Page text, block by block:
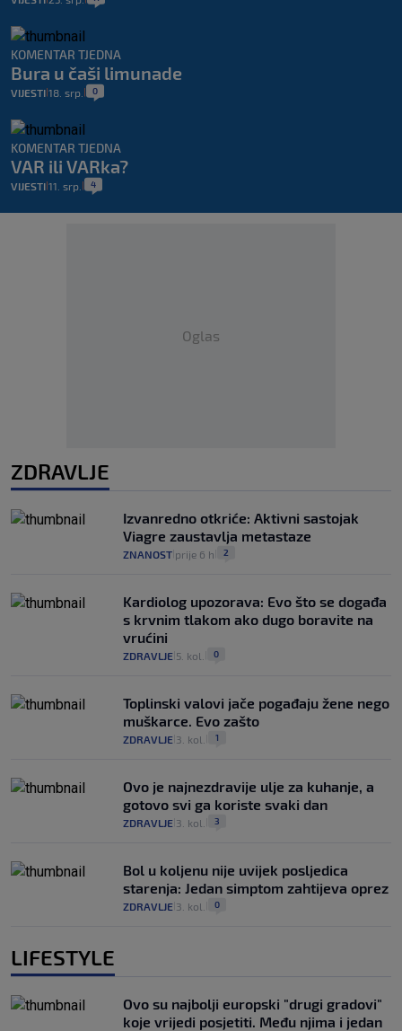
KOMENTAR TJEDNA
Bura u čaši limunade
VIJESTI 18. srp. 0
KOMENTAR TJEDNA
VAR ili VARka?
VIJESTI 11. srp. 4
Oglas
ZDRAVLJE
Izvanredno otkriće: Aktivni sastojak
Viagre zaustavlja metastaze
ZNANOST prije 6 h 2
Kardiolog upozorava: Evo što se događa
s krvnim tlakom ako dugo boravite na
vrućini
ZDRAVLJE 5. kol. 0
Toplinski valovi jače pogađaju žene nego
muškarce. Evo zašto
ZDRAVLJE 3. kol. 1
Ovo je najnezdravije ulje za kuhanje, a
gotovo svi ga koriste svaki dan
ZDRAVLJE 3. kol. 3
Bol u koljenu nije uvijek posljedica
starenja: Jedan simptom zahtijeva oprez
ZDRAVLJE 3. kol. 0
LIFESTYLE
Ovo su najbolji europski "drugi gradovi"
koje vrijedi posjetiti. Među njima i jedan